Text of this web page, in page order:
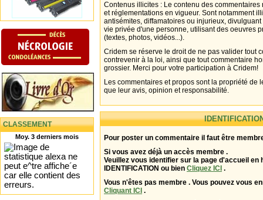
CLASSEMENT
Moy. 3 derniers mois
Contenus illicites : Le contenu des
et réglementations en vigueur. Sont notamment
antisémites, diffamatoires ou injurieux,
vie privée d'une personne, utilisant des oeuvres
(textes, photos, vidéos...).
Cridem se réserve le droit de ne pas valider tout
contrevenir à la loi, ainsi que tout commentaire
grossier. Merci pour votre participation à Cridem!
Les commentaires et propos sont la propriété de
que leur avis, opinion et responsabilité.
Pour poster un commentaire il faut être
Si vous avez déjà un accès membre .
Veuillez vous identifier sur la page d'accueil en
IDENTIFICATION ou bien Cliquez ICI .
Vous n'êtes pas membre . Vous pouvez vous
Cliquant ICI .